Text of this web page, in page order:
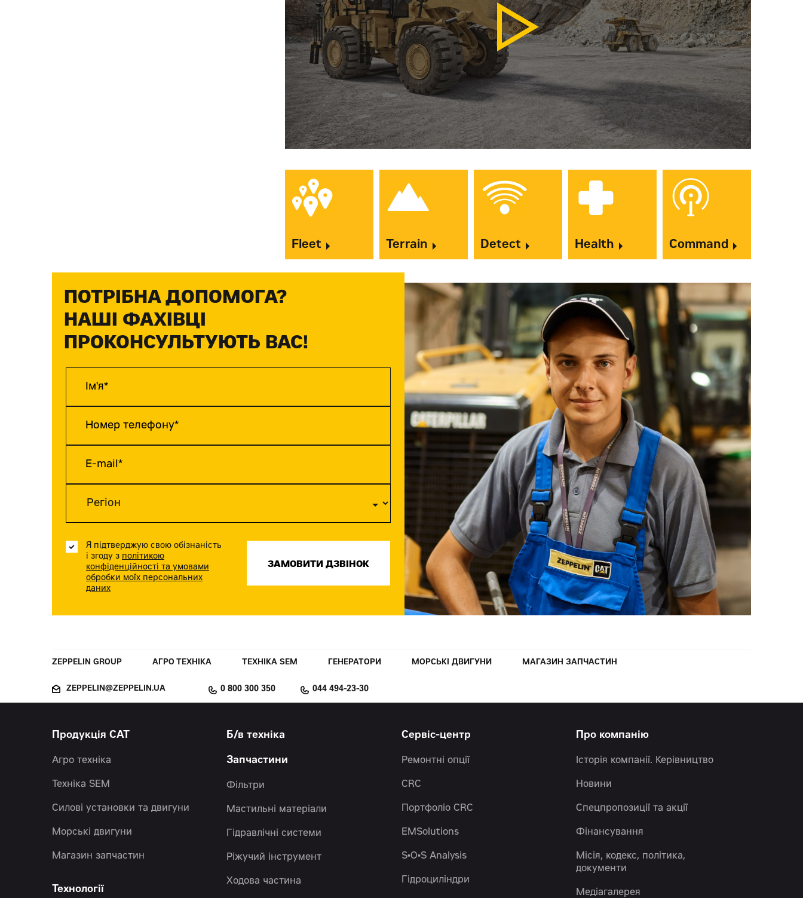
Fleet Terrain Detect Health Command
ПОТРІБНА ДОПОМОГА?
НАШІ ФАХІВЦІ
ПРОКОНСУЛЬТУЮТЬ ВАС!
Я підтверджую свою обізнаність
і згоду з політикою
конфіденційності та умовами
обробки моїх персональних
даних
ZEPPELIN GROUP АГРО ТЕХНІКА ТЕХНІКА SEM ГЕНЕРАТОРИ МОРСЬКІ ДВИГУНИ МАГАЗИН ЗАПЧАСТИН
ZEPPELIN@ZEPPELIN.UA 0 800 300 350 044 494-23-30
Продукція CAT
Агро техніка
Техніка SEM
Силові установки та двигуни
Морські двигуни
Магазин запчастин
Технології
Б/в техніка
Запчастини
Фільтри
Мастильні матеріали
Гідравлічні системи
Ріжучий інструмент
Ходова частина
Сервіс-центр
Ремонтні опції
CRC
Портфоліо CRC
EMSolutions
S•O•S Analysis
Гідроциліндри
Про компанію
Історія компанії. Керівництво
Новини
Спецпропозиції та акції
Фінансування
Місія, кодекс, політика,
документи
Медіагалерея